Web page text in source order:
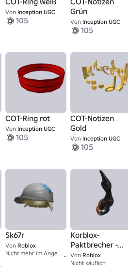
Von Inception UGC
105
Grün
Von Inception UGC
105
COT-Ring rot
Von Inception UGC
105
COT-Notizen
Gold
Von Inception UGC
105
Sk67r
Von Roblox
Nicht mehr im Angebot
67
Korblox-
Paktbrecher -
Helm
Von Roblox
Nicht käuflich